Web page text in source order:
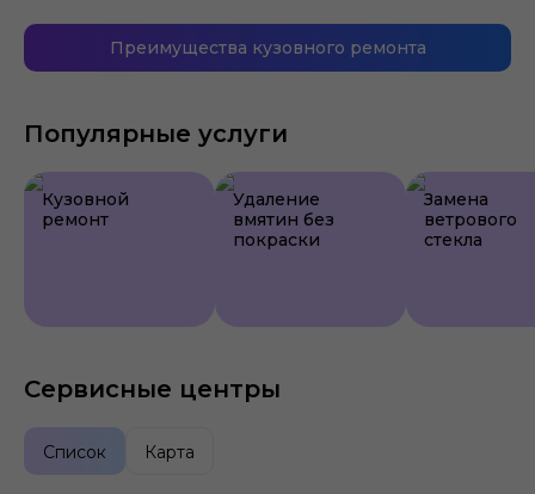
Преимущества кузовного ремонта
Популярные услуги
Кузовной
ремонт
Удаление
вмятин без
покраски
Замена
ветрового
стекла
Сервисные центры
Список Карта